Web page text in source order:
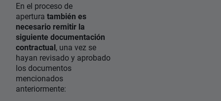
En el proceso de
apertura también es
necesario remitir la
siguiente documentación
contractual, una vez se
hayan revisado y aprobado
los documentos
mencionados
anteriormente: